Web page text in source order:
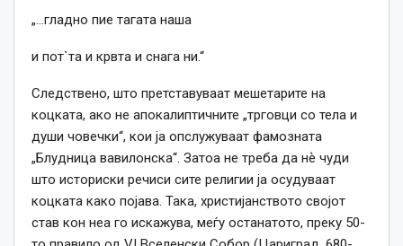
„…гладно пие тагата наша
и пот`та и крвта и снага ни.“
Следствено, што претставуваат мешетарите на
коцката, ако не апокалиптичните „трговци со тела и
души човечки“, кои ја опслужуваат фамозната
„Блудница вавилонска“. Затоа не треба да нѐ чуди
што историски речиси сите религии ја осудуваат
коцката како појава. Така, христијанството својот
став кон неа го искажува, меѓу останатото, преку 50-